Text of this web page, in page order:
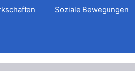
Soziale Bewegungen